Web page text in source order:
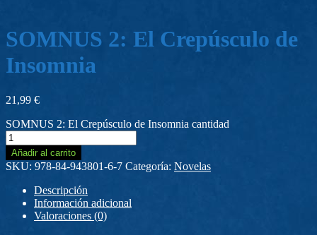
SOMNUS 2: El Crepúsculo de
Insomnia
21,99 €
SOMNUS 2: El Crepúsculo de Insomnia cantidad
Añadir al carrito
SKU: 978-84-943801-6-7 Categoría: Novelas
Descripción
Información adicional
Valoraciones (0)